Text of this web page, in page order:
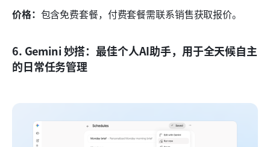
价格： 包含免费套餐，付费套餐需联系销售获取报价。
6. Gemini 妙搭：最佳个人AI助手，用于全天候自主
的日常任务管理